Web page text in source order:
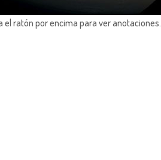
el ratón por encima para ver anotaciones.